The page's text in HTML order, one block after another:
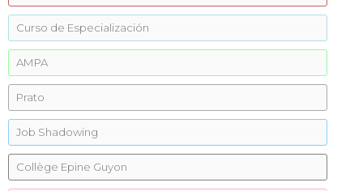
Curso de Especialización
AMPA
Prato
Job Shadowing
Collège Epine Guyon